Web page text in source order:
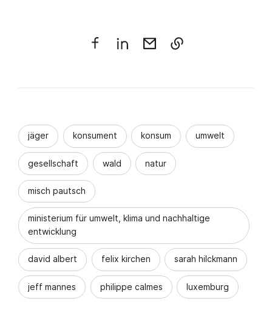
jäger konsument konsum umwelt
gesellschaft wald natur
misch pautsch
ministerium für umwelt, klima und nachhaltige
entwicklung
david albert felix kirchen sarah hilckmann
jeff mannes philippe calmes luxemburg